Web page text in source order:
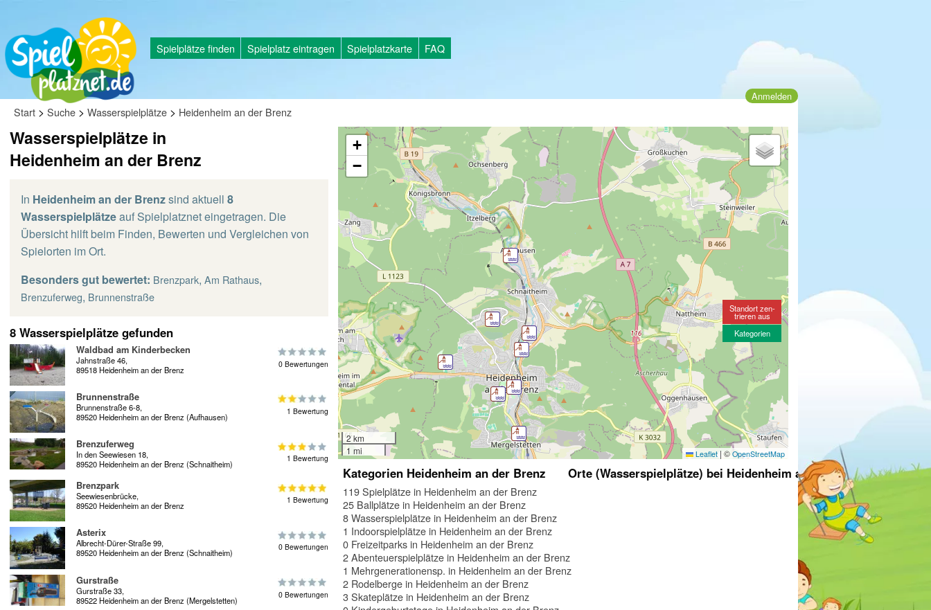
Spielplätze finden Spielplatz eintragen Spielplatzkarte FAQ
Anmelden
Start > Suche > Wasserspielplätze > Heidenheim an der Brenz
Wasserspielplätze in
Heidenheim an der Brenz
In Heidenheim an der Brenzsind aktuell 8
Wasserspielplätzeauf Spielplatznet eingetragen. Die
Übersicht hilft beim Finden, Bewerten und Vergleichen von
Spielorten im Ort.
Besonders gut bewertet: Brenzpark, Am Rathaus,
Brenzuferweg, Brunnenstraße
8 Wasserspielplätze gefunden
Waldbad am Kinderbecken
Jahnstraße 46,
89518 Heidenheim an der Brenz
0 Bewertungen
Brunnenstraße
Brunnenstraße 6-8,
89520 Heidenheim an der Brenz (Aufhausen)
1 Bewertung
Brenzuferweg
In den Seewiesen 18,
89520 Heidenheim an der Brenz (Schnaitheim)
1 Bewertung
Brenzpark
Seewiesenbrücke,
89520 Heidenheim an der Brenz
1 Bewertung
Asterix
Albrecht-Dürer-Straße 99,
89520 Heidenheim an der Brenz (Schnaitheim)
0 Bewertungen
Gurstraße
Gurstraße 33,
89522 Heidenheim an der Brenz (Mergelstetten)
0 Bewertungen
+
−
2 km
1 mi
Leaflet | © OpenStreetMap
Standort zen-
trieren aus
Kategorien
Kategorien Heidenheim an der Brenz
119 Spielplätze in Heidenheim an der Brenz
25 Ballplätze in Heidenheim an der Brenz
8 Wasserspielplätze in Heidenheim an der Brenz
1 Indoorspielplätze in Heidenheim an der Brenz
0 Freizeitparks in Heidenheim an der Brenz
2 Abenteuerspielplätze in Heidenheim an der Brenz
1 Mehrgenerationensp. in Heidenheim an der Brenz
2 Rodelberge in Heidenheim an der Brenz
3 Skateplätze in Heidenheim an der Brenz
Orte (Wasserspielplätze) bei Heidenheim an der Brenz